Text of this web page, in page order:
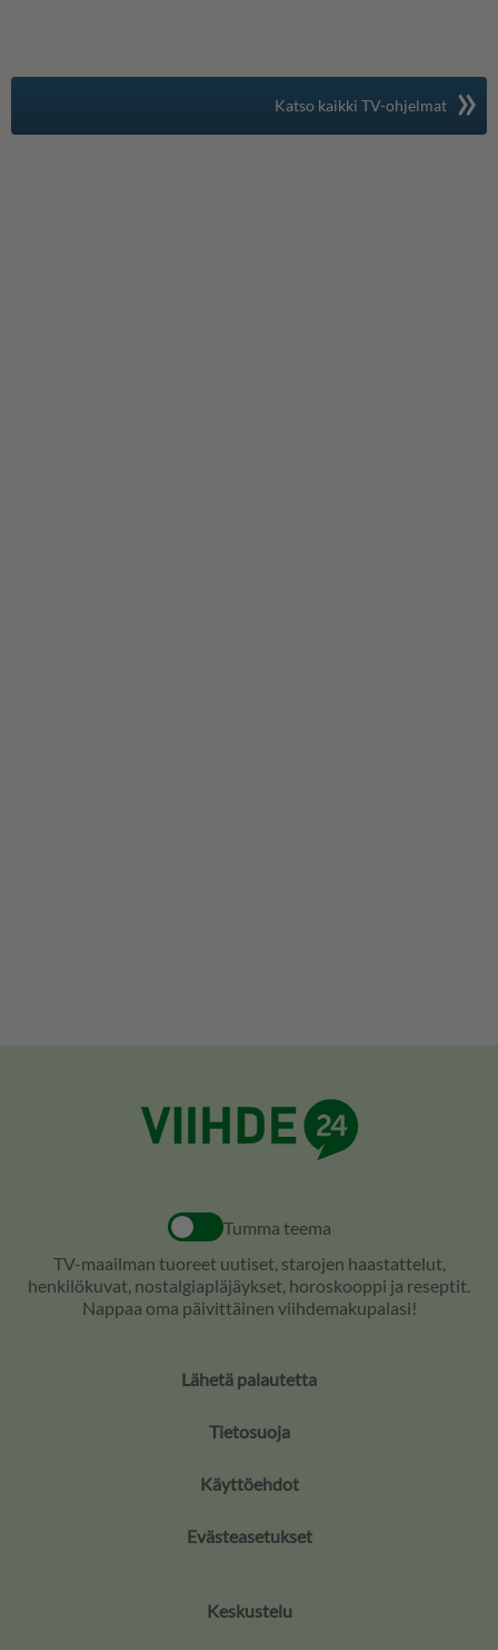
Katso kaikki TV-ohjelmat »
Tumma teema
TV-maailman tuoreet uutiset, starojen haastattelut,
henkilökuvat, nostalgiapläjäykset, horoskooppi ja reseptit.
Nappaa oma päivittäinen viihdemakupalasi!
Lähetä palautetta
Tietosuoja
Käyttöehdot
Evästeasetukset
Keskustelu